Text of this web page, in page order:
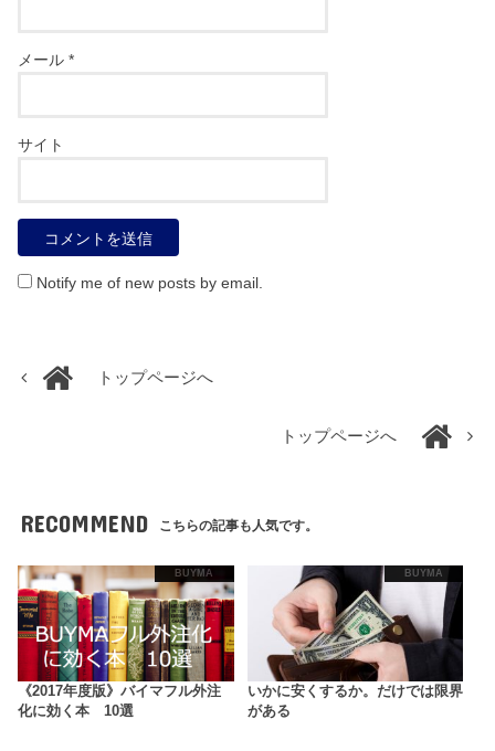
メール*
サイト
Notify me of new posts by email.
トップページへ
トップページへ
RECOMMEND こちらの記事も人気です。
BUYMA
《2017年度版》バイマフル外注
化に効く本 10選
BUYMA
いかに安くするか。だけでは限界
がある